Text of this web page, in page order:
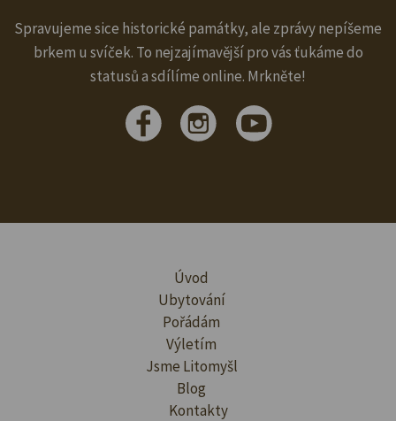
Spravujeme sice historické památky, ale zprávy nepíšeme
brkem u svíček. To nejzajímavější pro vás ťukáme do
statusů a sdílíme online. Mrkněte!
Úvod
Ubytování
Pořádám
Výletím
Jsme Litomyšl
Blog
Kontakty